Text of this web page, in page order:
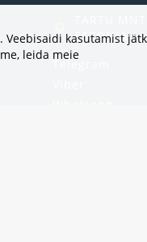
TARTU
ESTONIA
Telegram
kasutamist
leida meie